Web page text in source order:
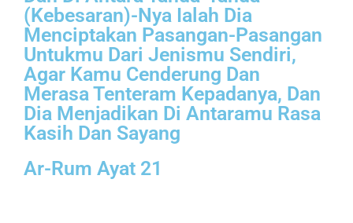
(Kebesaran)-Nya Ialah Dia
Menciptakan Pasangan-Pasangan
Untukmu Dari Jenismu Sendiri,
Agar Kamu Cenderung Dan
Merasa Tenteram Kepadanya, Dan
Dia Menjadikan Di Antaramu Rasa
Kasih Dan Sayang
Ar-Rum Ayat 21